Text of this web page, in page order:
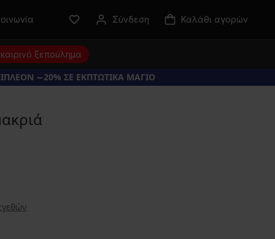
Σύνδεση Καλάθι αγορών
ξεπούλημα
−20% ΣΕ ΕΚΠΤΩΤΙΚΑ ΜΑΓΙΟ